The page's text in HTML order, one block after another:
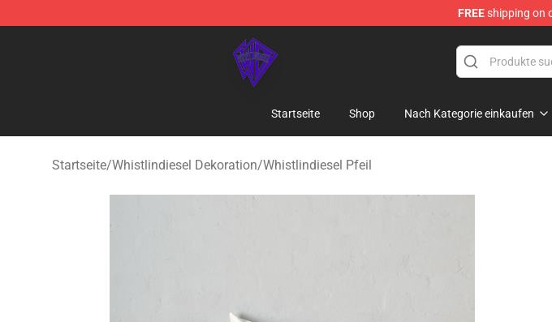
FREEshipping on
WhistlinDiesel Shop - Official WhistlinDiesel Merchandise Store
Startseite Shop Nach Kategorie einkaufen
Startseite/Whistlindiesel Dekoration/Whistlindiesel Pfeil